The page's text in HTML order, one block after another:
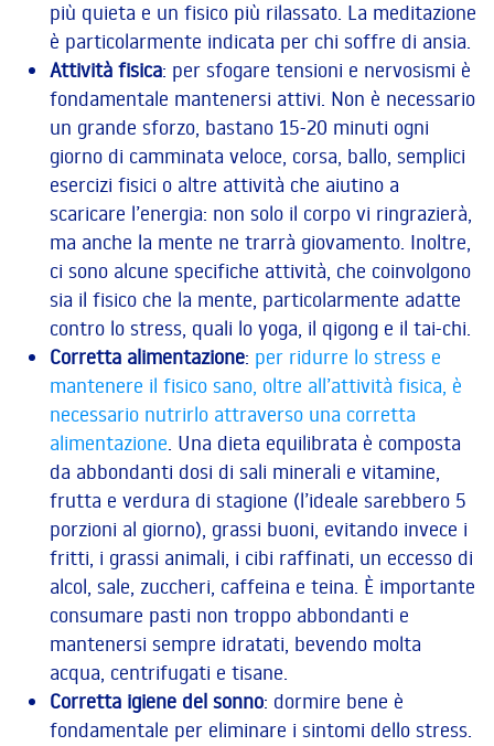
più quieta e un fisico più rilassato. La meditazione
è particolarmente indicata per chi soffre di ansia.
Attività fisica: per sfogare tensioni e nervosismi è
fondamentale mantenersi attivi. Non è necessario
un grande sforzo, bastano 15-20 minuti ogni
giorno di camminata veloce, corsa, ballo, semplici
esercizi fisici o altre attività che aiutino a
scaricare l’energia: non solo il corpo vi ringrazierà,
ma anche la mente ne trarrà giovamento. Inoltre,
ci sono alcune specifiche attività, che coinvolgono
sia il fisico che la mente, particolarmente adatte
contro lo stress, quali lo yoga, il qigong e il tai-chi.
Corretta alimentazione: per ridurre lo stress e
mantenere il fisico sano, oltre all’attività fisica, è
necessario nutrirlo attraverso una corretta
alimentazione. Una dieta equilibrata è composta
da abbondanti dosi di sali minerali e vitamine,
frutta e verdura di stagione (l’ideale sarebbero 5
porzioni al giorno), grassi buoni, evitando invece i
fritti, i grassi animali, i cibi raffinati, un eccesso di
alcol, sale, zuccheri, caffeina e teina. È importante
consumare pasti non troppo abbondanti e
mantenersi sempre idratati, bevendo molta
acqua, centrifugati e tisane.
Corretta igiene del sonno: dormire bene è
fondamentale per eliminare i sintomi dello stress.